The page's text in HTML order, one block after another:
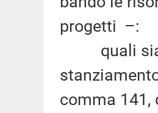
progetti –:
quali
comma 141,